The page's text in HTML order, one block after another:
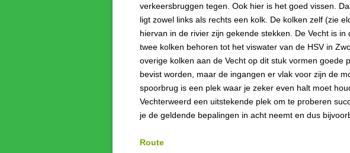
verkeersbruggen tegen. Ook hier is het goed vissen.
ligt zowel links als rechts een kolk. De kolken zelf (zie
hiervan in de rivier zijn gekende stekken. De Vecht is
twee kolken behoren tot het viswater van de HSV in
overige kolken aan de Vecht op dit stuk vormen goede
bevist worden, maar de ingangen er vlak voor zijn de
spoorbrug is een plek waar je zeker even halt moet
Vechterweerd een uitstekende plek om te proberen
je de geldende bepalingen in acht neemt en dus
Route